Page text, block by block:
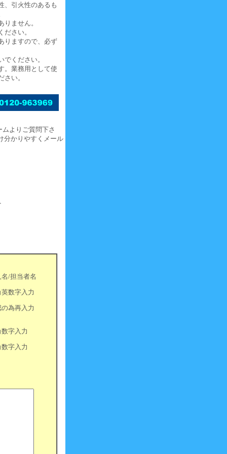
、引火性のあるも
ません。
さい。
りますので、必ず
ください。
。業務用として使
い。
よりご質問下さ
分かりやすくメール
/担当者名
数字入力
為再入力
字入力
字入力